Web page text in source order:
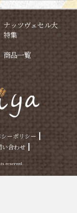
ナッツヴェセル大
特集
商品一覧
ーポリシー
い合わせ
reserved.